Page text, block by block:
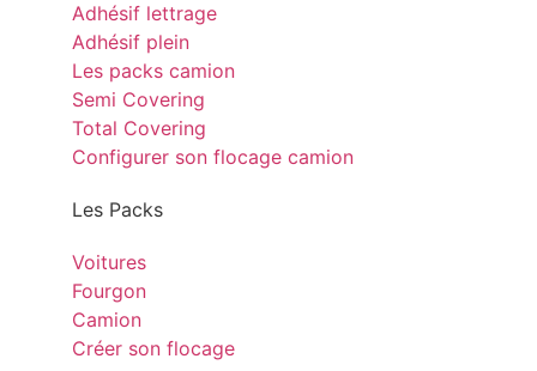
Adhésif lettrage
Adhésif plein
Les packs camion
Semi Covering
Total Covering
Configurer son flocage camion
Les Packs
Voitures
Fourgon
Camion
Créer son flocage